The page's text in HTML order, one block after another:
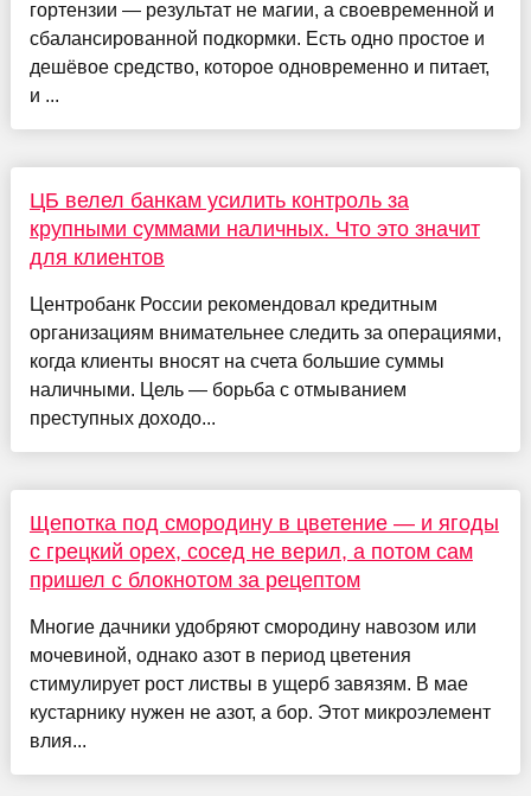
гортензии — результат не магии, а своевременной и
сбалансированной подкормки. Есть одно простое и
дешёвое средство, которое одновременно и питает,
и ...
ЦБ велел банкам усилить контроль за
крупными суммами наличных. Что это значит
для клиентов
Центробанк России рекомендовал кредитным
организациям внимательнее следить за операциями,
когда клиенты вносят на счета большие суммы
наличными. Цель — борьба с отмыванием
преступных доходо...
Щепотка под смородину в цветение — и ягоды
с грецкий орех, сосед не верил, а потом сам
пришел с блокнотом за рецептом
Многие дачники удобряют смородину навозом или
мочевиной, однако азот в период цветения
стимулирует рост листвы в ущерб завязям. В мае
кустарнику нужен не азот, а бор. Этот микроэлемент
влия...